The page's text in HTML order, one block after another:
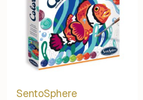
SentoSphere